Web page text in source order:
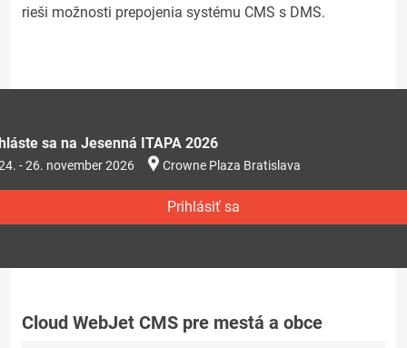
rieši možnosti prepojenia systému CMS s DMS.
sa na Jesenná ITAPA 2026
- 26. november 2026 Crowne Plaza Bratislava
Prihlásiť sa
Cloud WebJet CMS pre mestá a obce